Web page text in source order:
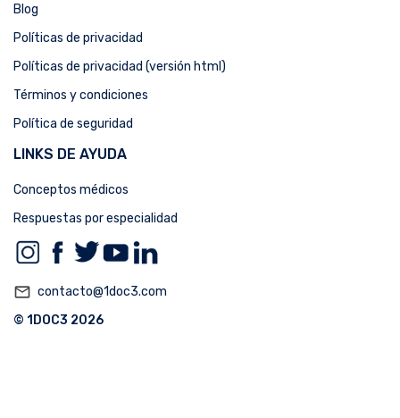
Blog
Políticas de privacidad
Políticas de privacidad (versión html)
Términos y condiciones
Política de seguridad
LINKS DE AYUDA
Conceptos médicos
Respuestas por especialidad
mail_outline contacto@1doc3.com
© 1DOC3 2026